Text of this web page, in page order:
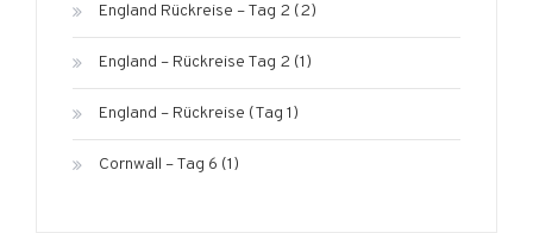
England Rückreise – Tag 2 (2)
England – Rückreise Tag 2 (1)
England – Rückreise (Tag 1)
Cornwall – Tag 6 (1)